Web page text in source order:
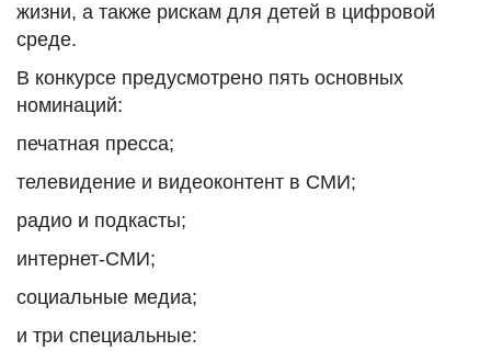
жизни, а также рискам для детей в цифровой
среде.
В конкурсе предусмотрено пять основных
номинаций:
печатная пресса;
телевидение и видеоконтент в СМИ;
радио и подкасты;
интернет-СМИ;
социальные медиа;
и три специальные: